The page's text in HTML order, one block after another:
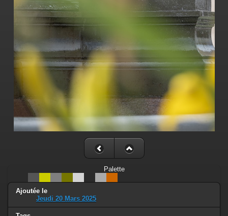
Palette
Ajoutée le
Jeudi 20 Mars 2025